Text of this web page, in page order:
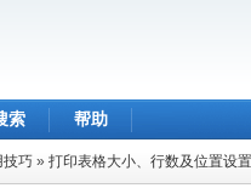
索 帮助
技巧 » 打印表格大小、行数及位置设置